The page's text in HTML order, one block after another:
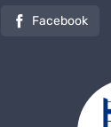
Facebook